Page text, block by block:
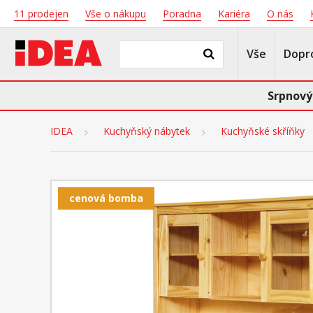
11 prodejen Vše o nákupu Poradna Kariéra O nás
Vše
IDEA Kuchyňský nábytek Kuchyňské skříňky
cenová bomba